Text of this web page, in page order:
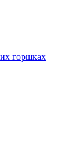
горшках